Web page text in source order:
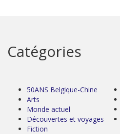
Catégories
50ANS Belgique-Chine
Arts
Monde actuel
Découvertes et voyages
Fiction